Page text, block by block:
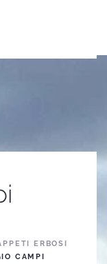
ERBOSI
CAMPI